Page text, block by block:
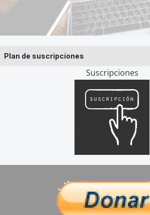
Plan de suscripciones
Suscripciones